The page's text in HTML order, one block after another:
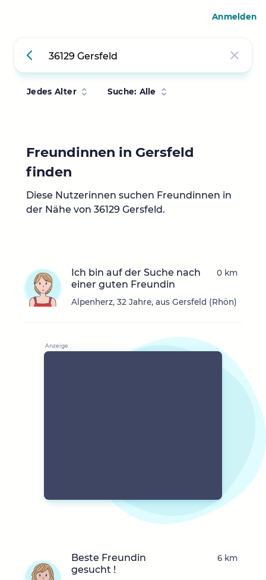
Jedes Alter Suche: Alle
Freundinnen in Gersfeld
finden
Diese Nutzerinnen suchen Freundinnen in
der Nähe von 36129 Gersfeld.
Ich bin auf der Suche nach
einer guten Freundin
Alpenherz, 32 Jahre, aus Gersfeld (Rhön)
0 km
Beste Freundin
gesucht !
6 km
Anmelden